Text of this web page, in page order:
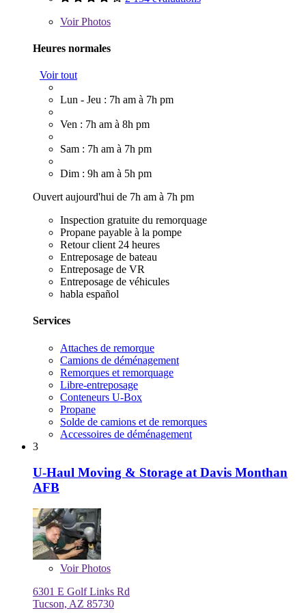
VoirPhotos
Heures normales
Voir tout
Lun - Jeu : 7h am à 7h pm
Ven : 7h am à 8h pm
Sam : 7h am à 7h pm
Dim : 9h am à 5h pm
Ouvert aujourd'hui de 7h am à 7h pm
Inspection gratuite du remorquage
Propane payable à la pompe
Retour client 24 heures
Entreposage de bateau
Entreposage de VR
Entreposage de véhicules
habla español
Services
Attaches de remorque
Camions de déménagement
Remorques et remorquage
Libre-entreposage
Conteneurs U-Box
Propane
Solde de camions et de remorques
Accessoires de déménagement
3
U-Haul Moving & Storage at Davis Monthan
AFB
VoirPhotos
6301 E Golf Links Rd
Tucson, AZ 85730